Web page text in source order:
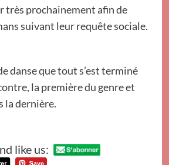
très prochainement afin de
suivant leur requête sociale.
danse que tout s’est terminé
la première du genre et
la dernière.
like us: